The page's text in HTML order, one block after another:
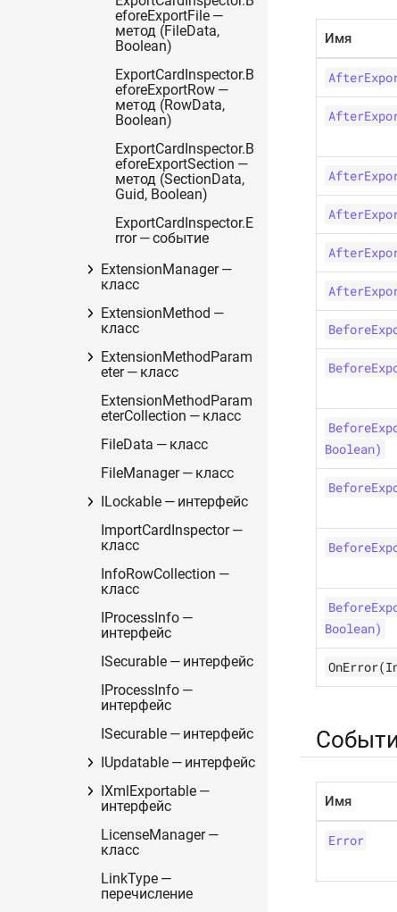
eforeExportFile —
метод (FileData,
Boolean)
ExportCardInspector.B
eforeExportRow —
метод (RowData,
Boolean)
ExportCardInspector.B
eforeExportSection —
метод (SectionData,
Guid, Boolean)
ExportCardInspector.E
rror — событие
ExtensionManager —
класс
ExtensionMethod —
класс
ExtensionMethodParam
eter — класс
ExtensionMethodParam
eterCollection — класс
FileData — класс
FileManager — класс
ILockable — интерфейс
ImportCardInspector —
класс
InfoRowCollection —
класс
IProcessInfo —
интерфейс
ISecurable — интерфейс
IProcessInfo —
интерфейс
ISecurable — интерфейс
IUpdatable — интерфейс
IXmlExportable —
интерфейс
LicenseManager —
класс
LinkType —
перечисление
Имя
Boolean)
Boolean)
Имя
Error